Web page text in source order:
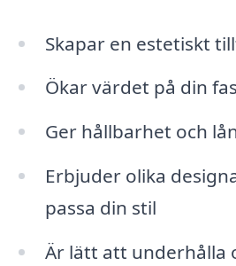
Skapar en estetiskt
Ökar värdet på din
Ger hållbarhet och
Erbjuder olika
passa din stil
Är lätt att underhålla